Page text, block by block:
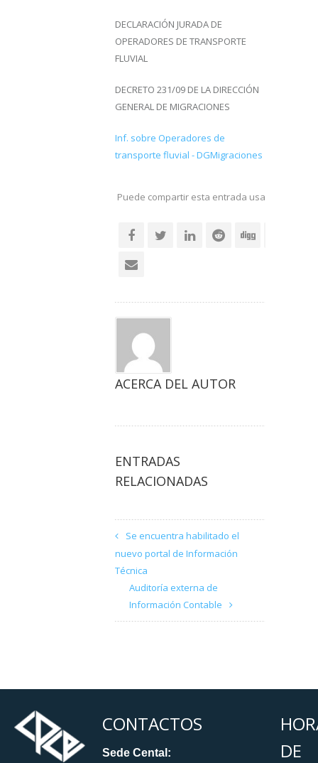
DECLARACIÓN JURADA DE
OPERADORES DE TRANSPORTE
FLUVIAL
DECRETO 231/09 DE LA DIRECCIÓN
GENERAL DE MIGRACIONES
Inf. sobre Operadores de
transporte fluvial - DGMigraciones
Puede compartir esta entrada usando sus
ACERCA DEL AUTOR
ENTRADAS
RELACIONADAS
Se encuentra habilitado el
nuevo portal de Información
Técnica
Auditoría externa de
Información Contable
CONTACTOS
Sede Cental:
DE